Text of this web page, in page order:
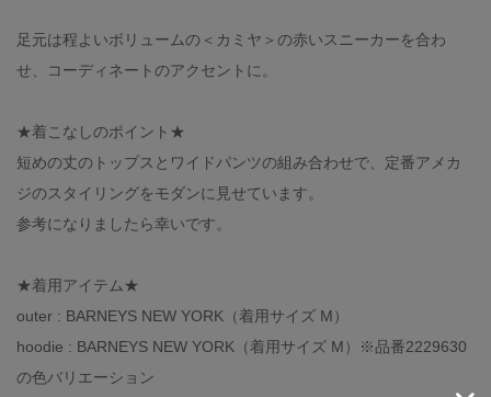
足元は程よいボリュームの＜カミヤ＞の赤いスニーカーを合わ
せ、コーディネートのアクセントに。
★着こなしのポイント★
短めの丈のトップスとワイドパンツの組み合わせで、定番アメカ
ジのスタイリングをモダンに見せています。
参考になりましたら幸いです。
★着用アイテム★
outer : BARNEYS NEW YORK（着用サイズ M）
hoodie : BARNEYS NEW YORK（着用サイズ M）※品番2229630
の色バリエーション